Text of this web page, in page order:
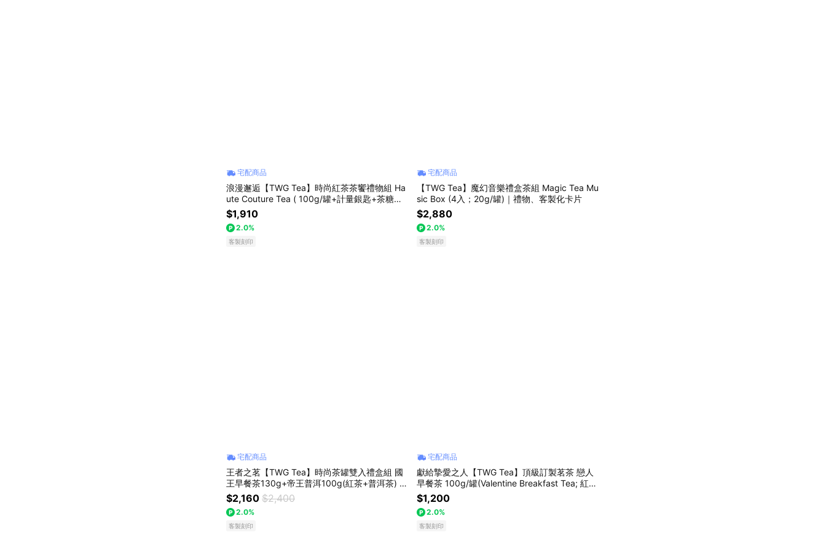
宅配商品
浪漫邂逅【TWG Tea】時尚紅茶茶饗禮物組 Ha
ute Couture Tea ( 100g/罐+計量銀匙+茶糖棒)
｜情人節禮物、客製化卡片
$1,910
2.0%
客製刻印
宅配商品
【TWG Tea】魔幻音樂禮盒茶組 Magic Tea Mu
sic Box (4入；20g/罐)｜禮物、客製化卡片
$2,880
2.0%
客製刻印
宅配商品
王者之茗【TWG Tea】時尚茶罐雙入禮盒組 國
王早餐茶130g+帝王普洱100g(紅茶+普洱茶) ｜
客製化卡片
$2,160 $2,400
2.0%
客製刻印
宅配商品
獻給摯愛之人【TWG Tea】頂級訂製茗茶 戀人
早餐茶 100g/罐(Valentine Breakfast Tea; 紅
茶) | 情人節限定、禮物、客製化卡片
$1,200
2.0%
客製刻印